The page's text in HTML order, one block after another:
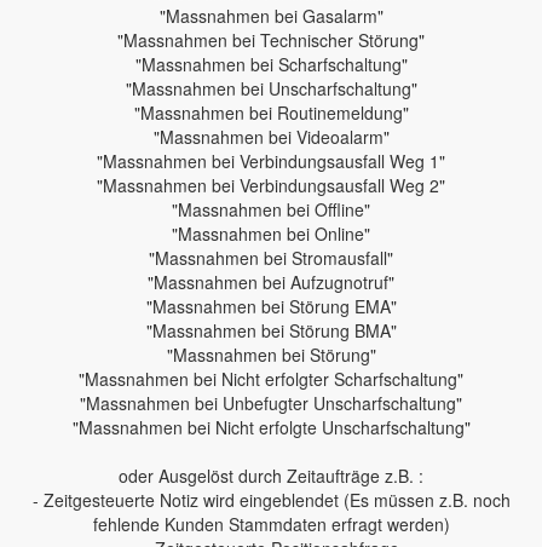
"Massnahmen bei Gasalarm"
"Massnahmen bei Technischer Störung"
"Massnahmen bei Scharfschaltung"
"Massnahmen bei Unscharfschaltung"
"Massnahmen bei Routinemeldung"
"Massnahmen bei Videoalarm"
"Massnahmen bei Verbindungsausfall Weg 1"
"Massnahmen bei Verbindungsausfall Weg 2"
"Massnahmen bei Offline"
"Massnahmen bei Online"
"Massnahmen bei Stromausfall"
"Massnahmen bei Aufzugnotruf"
"Massnahmen bei Störung EMA"
"Massnahmen bei Störung BMA"
"Massnahmen bei Störung"
"Massnahmen bei Nicht erfolgter Scharfschaltung"
"Massnahmen bei Unbefugter Unscharfschaltung"
"Massnahmen bei Nicht erfolgte Unscharfschaltung"
oder Ausgelöst durch Zeitaufträge z.B. :
- Zeitgesteuerte Notiz wird eingeblendet (Es müssen z.B. noch
fehlende Kunden Stammdaten erfragt werden)